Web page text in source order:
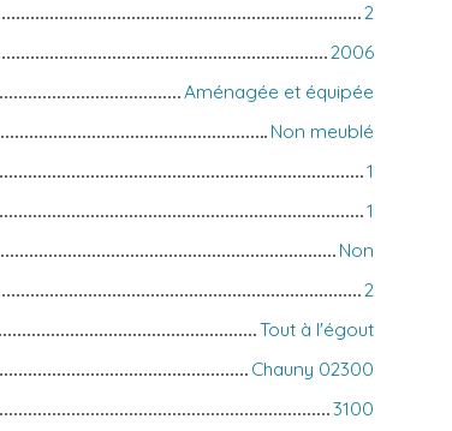
2
2006
Aménagée et équipée
Non meublé
1
1
Non
2
Tout à l'égout
Chauny 02300
3100